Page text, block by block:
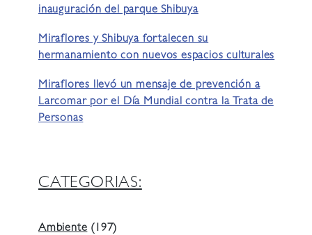
inauguración del parque Shibuya
Miraflores y Shibuya fortalecen su
hermanamiento con nuevos espacios culturales
Miraflores llevó un mensaje de prevención a
Larcomar por el Día Mundial contra la Trata de
Personas
CATEGORIAS:
Ambiente (197)